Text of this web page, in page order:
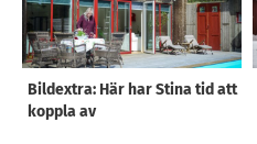
Bildextra: Här har Stina tid att
koppla av